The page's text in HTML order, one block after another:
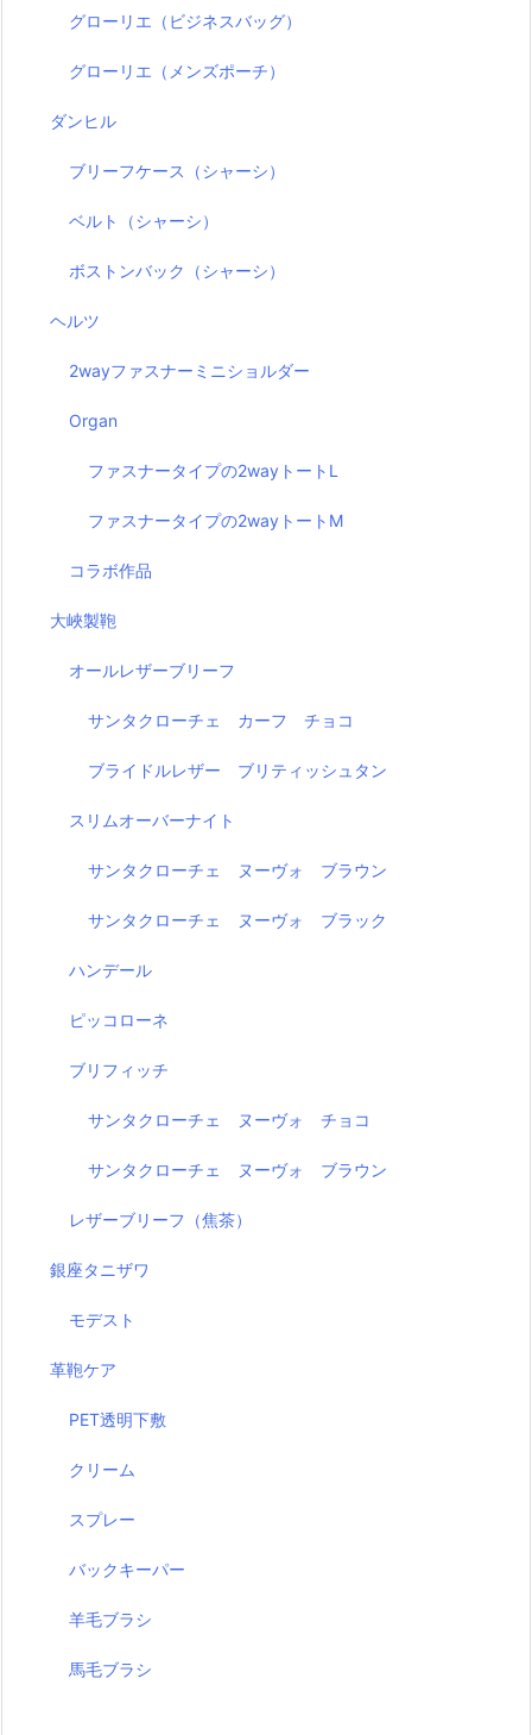
グローリエ（ビジネスバッグ）
グローリエ（メンズポーチ）
ダンヒル
ブリーフケース（シャーシ）
ベルト（シャーシ）
ボストンバック（シャーシ）
ヘルツ
2wayファスナーミニショルダー
Organ
ファスナータイプの2wayトートL
ファスナータイプの2wayトートM
コラボ作品
大峽製鞄
オールレザーブリーフ
サンタクローチェ カーフ チョコ
ブライドルレザー ブリティッシュタン
スリムオーバーナイト
サンタクローチェ ヌーヴォ ブラウン
サンタクローチェ ヌーヴォ ブラック
ハンデール
ピッコローネ
ブリフィッチ
サンタクローチェ ヌーヴォ チョコ
サンタクローチェ ヌーヴォ ブラウン
レザーブリーフ（焦茶）
銀座タニザワ
モデスト
革鞄ケア
PET透明下敷
クリーム
スプレー
バックキーパー
羊毛ブラシ
馬毛ブラシ